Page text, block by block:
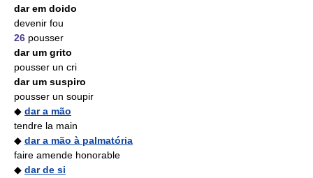
dar em doido
devenir fou
26 pousser
dar um grito
pousser un cri
dar um suspiro
pousser un soupir
◆ dar a mão
tendre la main
◆ dar a mão à palmatória
faire amende honorable
◆ dar de si